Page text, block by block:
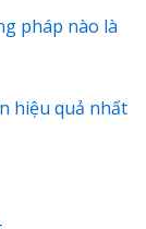
pháp nào là
hiệu quả nhất